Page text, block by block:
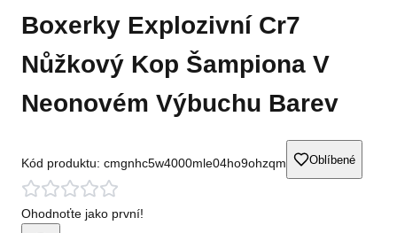
Boxerky Explozivní Cr7
Nůžkový Kop Šampiona V
Neonovém Výbuchu Barev
Kód produktu: cmgnhc5w4000mle04ho9ohzqm Oblíbené
Ohodnoťte jako první!